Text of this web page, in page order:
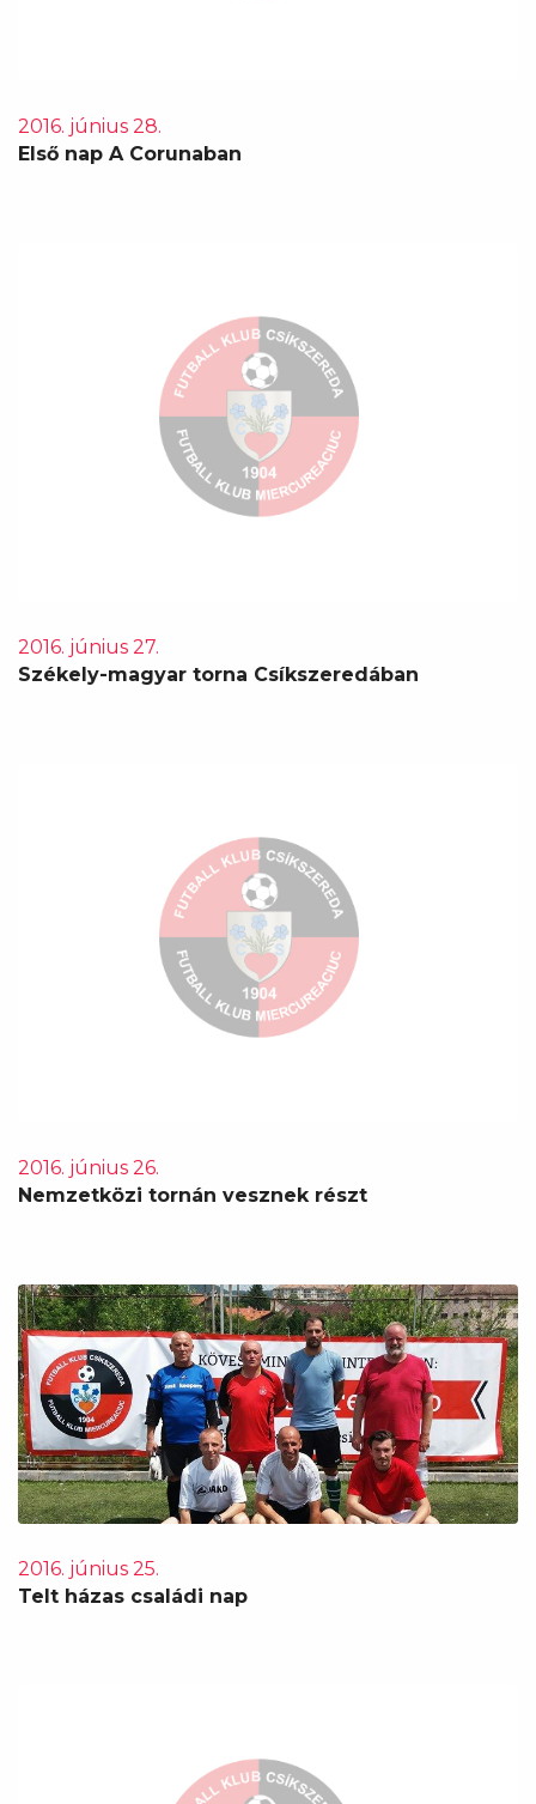
2016. június 28.
Első nap A Corunaban
2016. június 27.
Székely-magyar torna Csíkszeredában
2016. június 26.
Nemzetközi tornán vesznek részt
2016. június 25.
Telt házas családi nap